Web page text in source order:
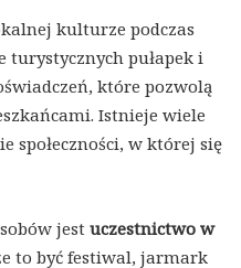
kulturze podczas
turystycznych pułapek i
które pozwolą
Istnieje wiele
społeczności, w której się
jest uczestnictwo w
to być festiwal, jarmark